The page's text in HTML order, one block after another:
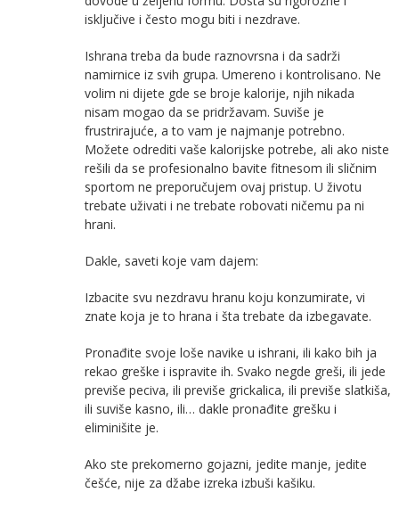
isključive i često mogu biti i nezdrave.
Ishrana treba da bude raznovrsna i da sadrži
namirnice iz svih grupa. Umereno i kontrolisano. Ne
volim ni dijete gde se broje kalorije, njih nikada
nisam mogao da se pridržavam. Suviše je
frustrirajuće, a to vam je najmanje potrebno.
Možete odrediti vaše kalorijske potrebe, ali ako niste
rešili da se profesionalno bavite fitnesom ili sličnim
sportom ne preporučujem ovaj pristup. U životu
trebate uživati i ne trebate robovati ničemu pa ni
hrani.
Dakle, saveti koje vam dajem:
Izbacite svu nezdravu hranu koju konzumirate, vi
znate koja je to hrana i šta trebate da izbegavate.
Pronađite svoje loše navike u ishrani, ili kako bih ja
rekao greške i ispravite ih. Svako negde greši, ili jede
previše peciva, ili previše grickalica, ili previše slatkiša,
ili suviše kasno, ili… dakle pronađite grešku i
eliminišite je.
Ako ste prekomerno gojazni, jedite manje, jedite
češće, nije za džabe izreka izbuši kašiku.